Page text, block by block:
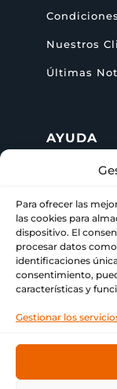
Para ofrecer las
las cookies para
dispositivo. El
procesar datos
identificaciones
consentimiento,
características y
Gestionar los
Nuestros
Últimas
AYUDA
+ 34

Carrer
08860